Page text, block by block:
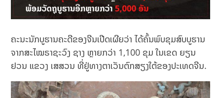
ຄະນະນັກບູຮານຄະດີຂອງຈີນເປີດເຜີຍວ່າ ໄດ້ຄົ້ນພົບຂຸມສົບບູຮານ
ຈາກສະໄໝຣາຊະວົງ ຊາງ ຫຼາຍກວ່າ 1,100 ຂຸມ ໃນເຂດ ຍຽນ
ຢວນ ແຂວງ ເສສວນ ທີ່ຢູ່ທາງຕາເວັນຕົກສຽງໃຕ້ຂອງປະເທດຈີນ.